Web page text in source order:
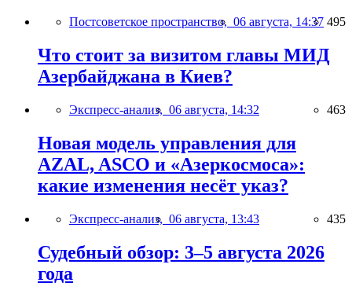
Постсоветское пространство, 06 августа, 14:37 495
Что стоит за визитом главы МИД
Азербайджана в Киев?
Экспресс-анализ, 06 августа, 14:32 463
Новая модель управления для
AZAL, ASCO и «Азеркосмоса»:
какие изменения несёт указ?
Экспресс-анализ, 06 августа, 13:43 435
Судебный обзор: 3–5 августа 2026
года